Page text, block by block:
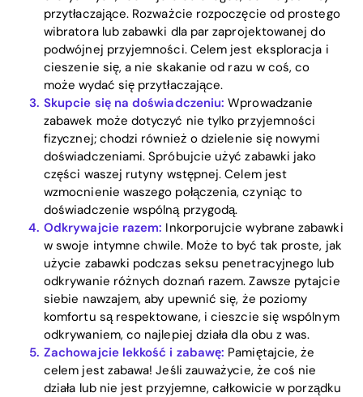
Home
Blog
Download
przytłaczające. Rozważcie rozpoczęcie od prostego
wibratora lub zabawki dla par zaprojektowanej do
podwójnej przyjemności. Celem jest eksploracja i
cieszenie się, a nie skakanie od razu w coś, co
może wydać się przytłaczające.
Skupcie się na doświadczeniu: Wprowadzanie
zabawek może dotyczyć nie tylko przyjemności
fizycznej; chodzi również o dzielenie się nowymi
doświadczeniami. Spróbujcie użyć zabawki jako
części waszej rutyny wstępnej. Celem jest
wzmocnienie waszego połączenia, czyniąc to
doświadczenie wspólną przygodą.
Odkrywajcie razem: Inkorporujcie wybrane zabawki
w swoje intymne chwile. Może to być tak proste, jak
użycie zabawki podczas seksu penetracyjnego lub
odkrywanie różnych doznań razem. Zawsze pytajcie
siebie nawzajem, aby upewnić się, że poziomy
komfortu są respektowane, i cieszcie się wspólnym
odkrywaniem, co najlepiej działa dla obu z was.
Zachowajcie lekkość i zabawę: Pamiętajcie, że
celem jest zabawa! Jeśli zauważycie, że coś nie
działa lub nie jest przyjemne, całkowicie w porządku